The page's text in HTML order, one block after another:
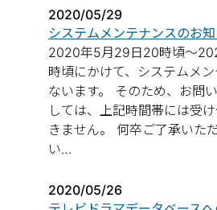
2020/05/29
システムメンテナンスのお
2020年5月29日20時頃～
時頃にかけて、システムメ
ないます。 そのため、お問
しては、上記時間帯には受
きません。 何卒ご了承いた
い…
2020/05/26